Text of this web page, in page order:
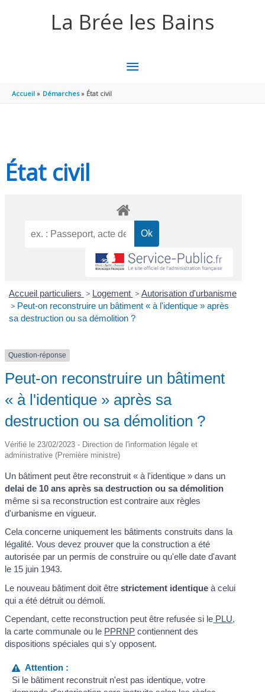
La Brée les Bains
MENU
Accueil Démarches État civil
État civil
Accueil particuliers > Logement > Autorisation d'urbanisme
> Peut-on reconstruire un bâtiment « à l'identique » après
sa destruction ou sa démolition ?
Question-réponse
Peut-on reconstruire un bâtiment
« à l'identique » après sa
destruction ou sa démolition ?
Vérifié le 23/02/2023 - Direction de l'information légale et
administrative (Première ministre)
Un bâtiment peut être reconstruit « à l'identique » dans un
delai de 10 ans après sa destruction ou sa démolition
même si sa reconstruction est contraire aux règles
d'urbanisme en vigueur.
Cela concerne uniquement les bâtiments construits dans la
légalité. Vous devez prouver que la construction a été
autorisée par un permis de construire ou qu'elle date d'avant
le 15 juin 1943.
Le nouveau bâtiment doit êtrestrictement identique à celui
qui a été détruit ou démoli.
Cependant, cette reconstruction peut être refusée si le PLU,
la carte communale ou le PPRNP contiennent des
dispositions spéciales qui s'y opposent.
Attention :
Si le bâtiment reconstruit n'est pas identique, votre